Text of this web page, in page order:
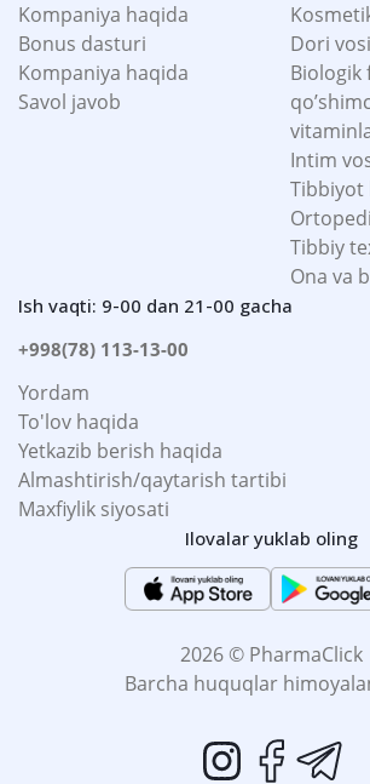
Kompaniya haqida
Bonus dasturi
Kompaniya haqida
Savol javob
Dori
Biologik
Intim
Tibbiyot
Tibbiy
Ona va
Ish vaqti: 9-00 dan 21-00 gacha
+998(78) 113-13-00
Yordam
To'lov haqida
Yetkazib berish haqida
Almashtirish/qaytarish tartibi
Maxfiylik siyosati
Ilovalar yuklab oling
2026 © PharmaClick
Barcha huquqlar